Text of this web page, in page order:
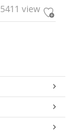
5411 view